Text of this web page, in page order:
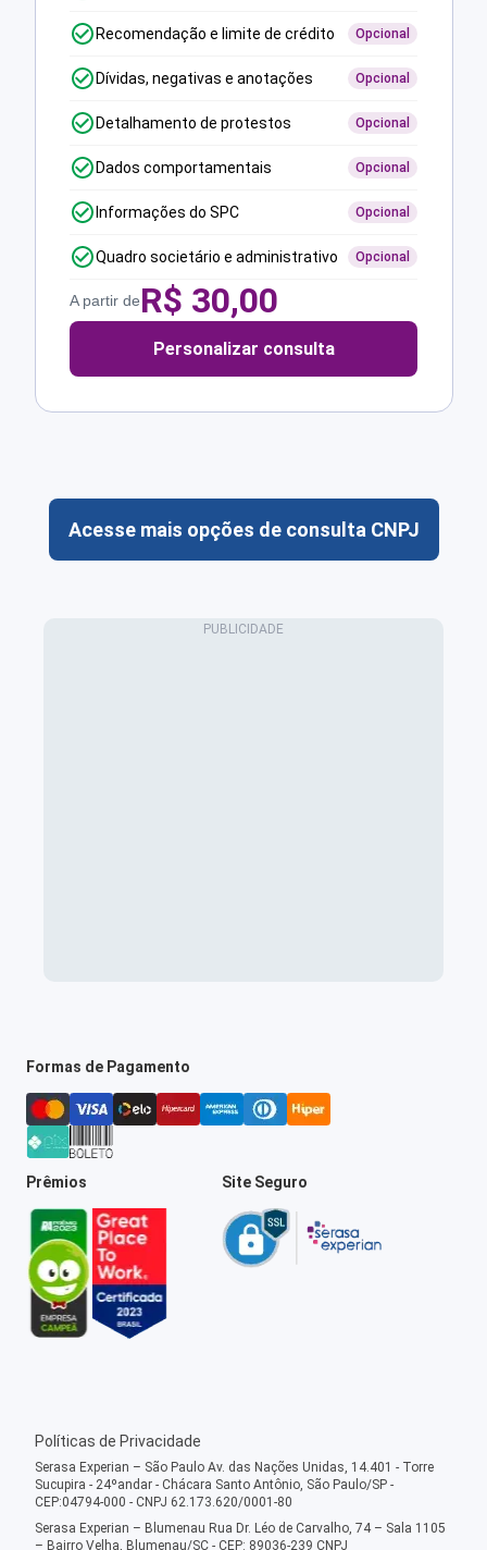
Recomendação e limite de crédito Opcional
Dívidas, negativas e anotações Opcional
Detalhamento de protestos Opcional
Dados comportamentais Opcional
Informações do SPC Opcional
Quadro societário e administrativo Opcional
A partir deR$ 30,00
Personalizar consulta
Acesse mais opções de consulta CNPJ
Formas de Pagamento
Prêmios Site Seguro
Políticas de Privacidade
Serasa Experian – São Paulo Av. das Nações Unidas, 14.401 - Torre
Sucupira - 24ºandar - Chácara Santo Antônio, São Paulo/SP -
CEP:04794-000 - CNPJ 62.173.620/0001-80
Serasa Experian – Blumenau Rua Dr. Léo de Carvalho, 74 – Sala 1105
– Bairro Velha, Blumenau/SC - CEP: 89036-239 CNPJ